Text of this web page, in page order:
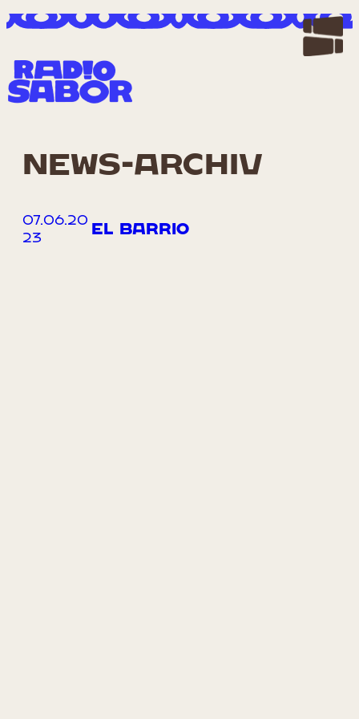
Zum
Inhalt
NEWS-ARCHIV
07.06.20
23
EL BARRIO